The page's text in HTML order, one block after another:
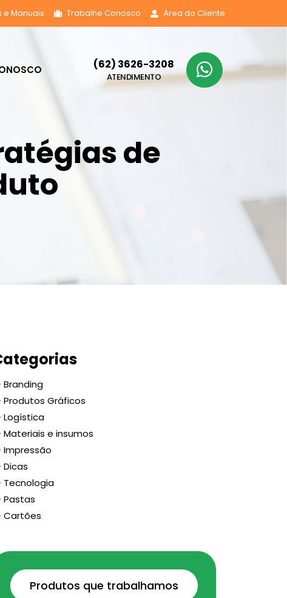
e Manuais Trabalhe Conosco Área do Cliente
(62) 3626-3208
ATENDIMENTO
de
Branding
Produtos Gráficos
Logística
Materiais e insumos
Impressão
Dicas
Tecnologia
Pastas
Cartões
Produtos que trabalhamos